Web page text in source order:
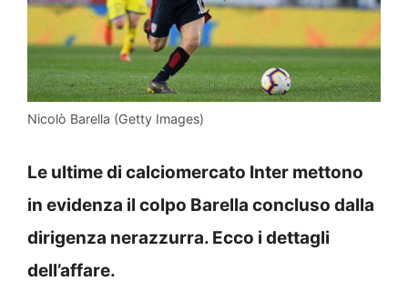
Nicolò Barella (Getty Images)
Le ultime di calciomercato Inter mettono
in evidenza il colpo Barella concluso dalla
dirigenza nerazzurra. Ecco i dettagli
dell’affare.